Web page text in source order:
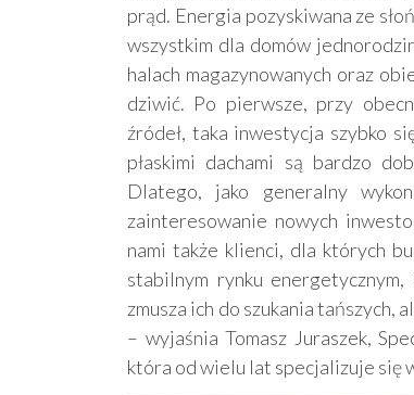
prąd. Energia pozyskiwana ze
wszystkim dla domów
halach magazynowanych oraz
dziwić. Po pierwsze, przy
źródeł, taka inwestycja szybko
płaskimi dachami są bardzo
Dlatego, jako generalny
zainteresowanie nowych
nami także klienci, dla których
stabilnym rynku
zmusza ich do szukania
– wyjaśnia Tomasz Juraszek,
która od wielu lat specjalizuje się